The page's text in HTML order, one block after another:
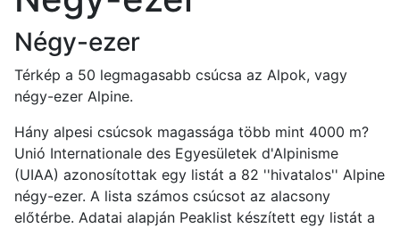
Négy-ezer
Térkép a 50 legmagasabb csúcsa az Alpok, vagy
négy-ezer Alpine.
Hány alpesi csúcsok magassága több mint 4000 m?
Unió Internationale des Egyesületek d'Alpinisme
(UIAA) azonosítottak egy listát a 82 ''hivatalos'' Alpine
négy-ezer. A lista számos csúcsot az alacsony
előtérbe. Adatai alapján Peaklist készített egy listát a